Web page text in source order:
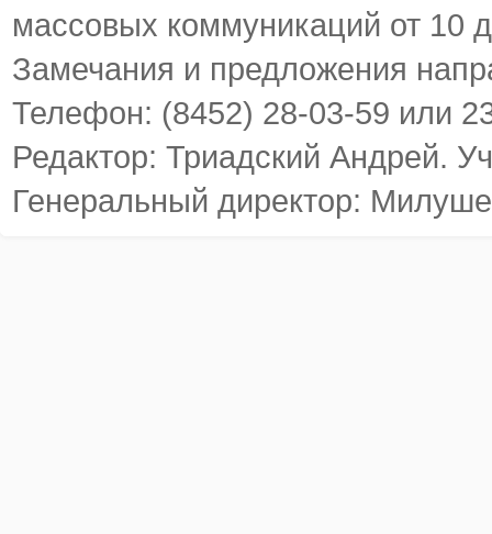
массовых коммуникаций от 10
Замечания и предложения
Телефон: (8452) 28-03-59 или
Редактор: Триадский Андрей.
Генеральный директор: